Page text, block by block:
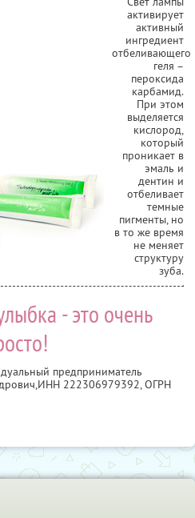
активирует
активный
ингредиент
отбеливающего
геля –
пероксида
карбамид.
При этом
выделяется
кислород,
который
проникает в
эмаль и
дентин и
отбеливает
темные
пигменты, но
в то же время
не меняет
структуру
зуба.
- это очень
предприниматель
ИНН 222306979392, ОГРН